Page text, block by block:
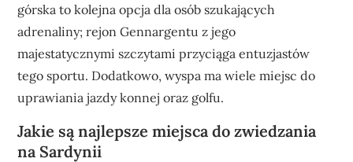
górska to kolejna opcja dla osób szukających
adrenaliny; rejon Gennargentu z jego
majestatycznymi szczytami przyciąga entuzjastów
tego sportu. Dodatkowo, wyspa ma wiele miejsc do
uprawiania jazdy konnej oraz golfu.
Jakie są najlepsze miejsca do zwiedzania
na Sardynii